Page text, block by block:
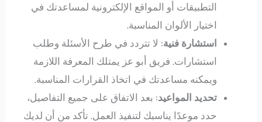
التطبيقات أو المواقع الإلكترونية لمساعدتك في
اختيار الألوان المناسبة.
استشارة فنية: لا تتردد في طرح الأسئلة وطلب
استشارات. فريق أبو عز يمتلك المعرفة اللازمة
ويمكنه مساعدتك في اتخاذ القرارات المناسبة.
تحديد المواعيد: بعد الاتفاق على جميع التفاصيل،
حدد موعدًا يناسبك لتنفيذ العمل. تأكد من أن لديك